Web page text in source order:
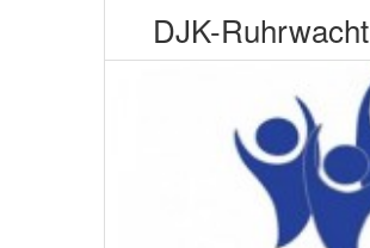
DJK-Ruhrwacht